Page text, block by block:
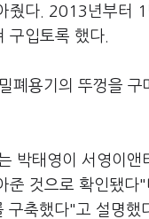
줬다. 2013년부터
구입토록 했다.
용기의 뚜껑을 구
박태영이 서영이앤
준 것으로 확인됐
구축했다"고 설명했